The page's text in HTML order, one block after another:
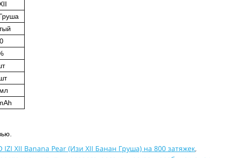
IZI XII Banana Pear (Изи XII Банан Груша) на 800 затяжек,